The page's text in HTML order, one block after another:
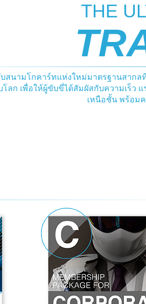
THE
บสนามโกคาร์ทแห่งใหม่มาตรฐานสากล
ลก เพื่อให้ผู้ขับขี่ได้สัมผัสกับความเร็ว
เหนือชั้น พร้อม